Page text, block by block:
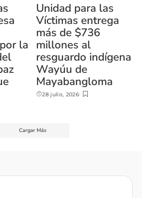
la
Unidad para las
Víctimas entrega
más de $736
millones al
resguardo indígena
Wayúu de
Mayabangloma
28 julio, 2026
Cargar Más